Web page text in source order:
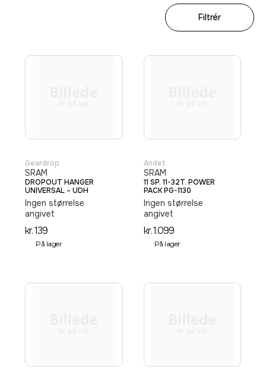
Filtrér
Geardrop
SRAM
DROPOUT HANGER
UNIVERSAL – UDH
Ingen størrelse
angivet
kr.139
På lager
Andet
SRAM
11 SP. 11-32T. POWER
PACK PG-1130
Ingen størrelse
angivet
kr.1.099
På lager